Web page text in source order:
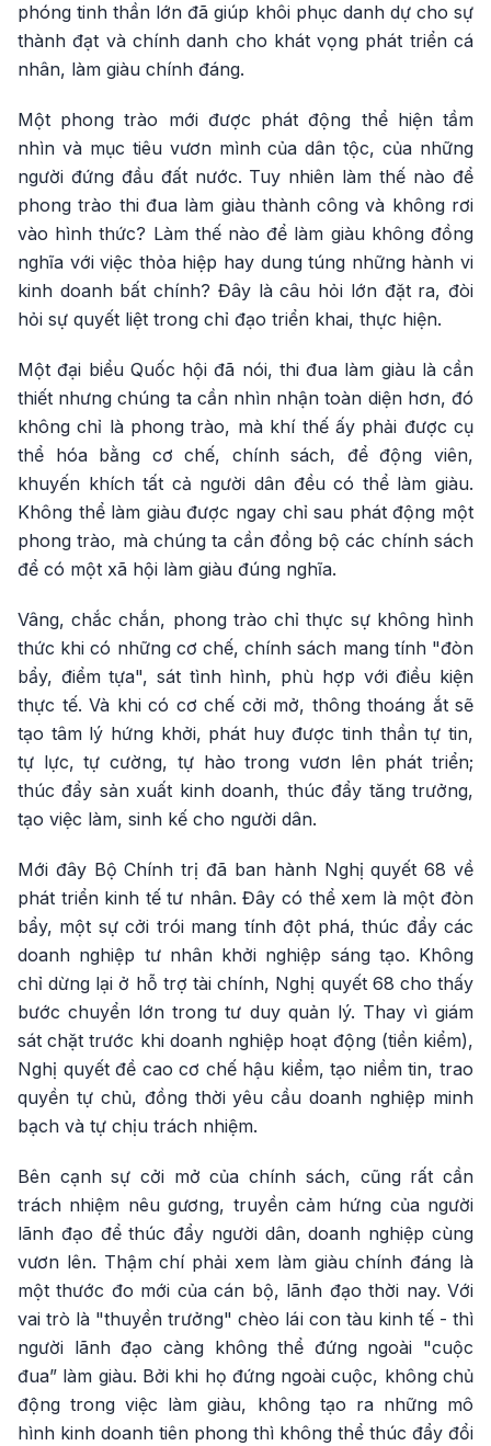
phóng tinh thần lớn đã giúp khôi phục danh dự cho sự
thành đạt và chính danh cho khát vọng phát triển cá
nhân, làm giàu chính đáng.
Một phong trào mới được phát động thể hiện tầm
nhìn và mục tiêu vươn mình của dân tộc, của những
người đứng đầu đất nước. Tuy nhiên làm thế nào để
phong trào thi đua làm giàu thành công và không rơi
vào hình thức? Làm thế nào để làm giàu không đồng
nghĩa với việc thỏa hiệp hay dung túng những hành vi
kinh doanh bất chính? Đây là câu hỏi lớn đặt ra, đòi
hỏi sự quyết liệt trong chỉ đạo triển khai, thực hiện.
Một đại biểu Quốc hội đã nói, thi đua làm giàu là cần
thiết nhưng chúng ta cần nhìn nhận toàn diện hơn, đó
không chỉ là phong trào, mà khí thế ấy phải được cụ
thể hóa bằng cơ chế, chính sách, để động viên,
khuyến khích tất cả người dân đều có thể làm giàu.
Không thể làm giàu được ngay chỉ sau phát động một
phong trào, mà chúng ta cần đồng bộ các chính sách
để có một xã hội làm giàu đúng nghĩa.
Vâng, chắc chắn, phong trào chỉ thực sự không hình
thức khi có những cơ chế, chính sách mang tính "đòn
bẩy, điểm tựa", sát tình hình, phù hợp với điều kiện
thực tế. Và khi có cơ chế cởi mở, thông thoáng ắt sẽ
tạo tâm lý hứng khởi, phát huy được tinh thần tự tin,
tự lực, tự cường, tự hào trong vươn lên phát triển;
thúc đẩy sản xuất kinh doanh, thúc đẩy tăng trưởng,
tạo việc làm, sinh kế cho người dân.
Mới đây Bộ Chính trị đã ban hành Nghị quyết 68 về
phát triển kinh tế tư nhân. Đây có thể xem là một đòn
bẩy, một sự cởi trói mang tính đột phá, thúc đẩy các
doanh nghiệp tư nhân khởi nghiệp sáng tạo. Không
chỉ dừng lại ở hỗ trợ tài chính, Nghị quyết 68 cho thấy
bước chuyển lớn trong tư duy quản lý. Thay vì giám
sát chặt trước khi doanh nghiệp hoạt động (tiền kiểm),
Nghị quyết đề cao cơ chế hậu kiểm, tạo niềm tin, trao
quyền tự chủ, đồng thời yêu cầu doanh nghiệp minh
bạch và tự chịu trách nhiệm.
Bên cạnh sự cởi mở của chính sách, cũng rất cần
trách nhiệm nêu gương, truyền cảm hứng của người
lãnh đạo để thúc đẩy người dân, doanh nghiệp cùng
vươn lên. Thậm chí phải xem làm giàu chính đáng là
một thước đo mới của cán bộ, lãnh đạo thời nay. Với
vai trò là "thuyền trưởng" chèo lái con tàu kinh tế - thì
người lãnh đạo càng không thể đứng ngoài "cuộc
đua” làm giàu. Bởi khi họ đứng ngoài cuộc, không chủ
động trong việc làm giàu, không tạo ra những mô
hình kinh doanh tiên phong thì không thể thúc đẩy đổi